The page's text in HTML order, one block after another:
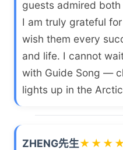
guests admired
I am truly grateful
wish them every
and life. I cannot
with Guide Song —
lights up in the
ZHENG先生★ ★ ★